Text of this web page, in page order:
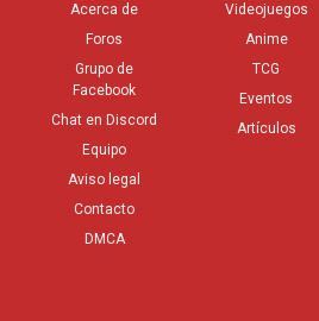
Acerca de
Foros
Grupo de
Facebook
Chat en Discord
Equipo
Aviso legal
Contacto
DMCA
Videojuegos
Anime
TCG
Eventos
Artículos